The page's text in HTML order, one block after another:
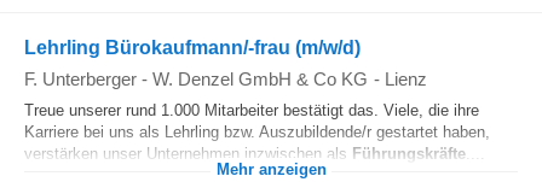
Lehrling Bürokaufmann/-frau (m/w/d)
F. Unterberger - W. Denzel GmbH & Co KG - Lienz
Treue unserer rund 1.000 Mitarbeiter bestätigt das. Viele, die ihre
Karriere bei uns als Lehrling bzw. Auszubildende/r gestartet haben,
verstärken unser Unternehmen inzwischen als Führungskräfte....
Mehr anzeigen